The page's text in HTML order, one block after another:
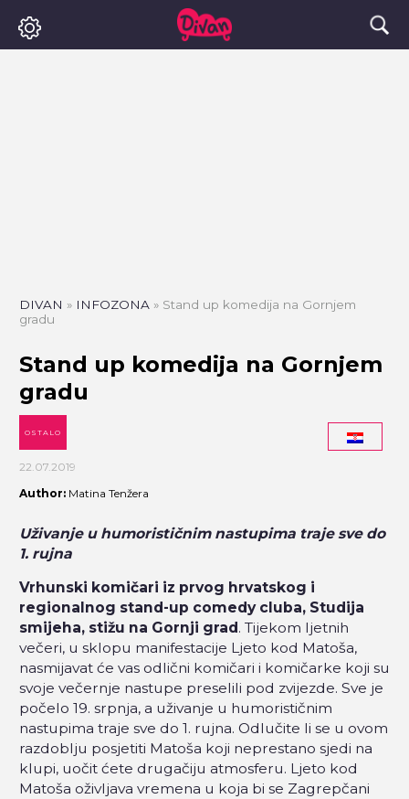
DIVAN » INFOZONA » Stand up komedija na Gornjem
gradu
Stand up komedija na Gornjem
gradu
OSTALO
22.07.2019
Author: Matina Tenžera
Uživanje u humorističnim nastupima traje sve do
1. rujna
Vrhunski komičari iz prvog hrvatskog i
regionalnog stand-up comedy cluba, Studija
smijeha, stižu na Gornji grad . Tijekom ljetnih
večeri, u sklopu manifestacije Ljeto kod Matoša,
nasmijavat će vas odlični komičari i komičarke koji su
svoje večernje nastupe preselili pod zvijezde. Sve je
počelo 19. srpnja, a uživanje u humorističnim
nastupima traje sve do 1. rujna. Odlučite li se u ovom
razdoblju posjetiti Matoša koji neprestano sjedi na
klupi, uočit ćete drugačiju atmosferu. Ljeto kod
Matoša oživljava vremena u koja bi se Zagrepčani